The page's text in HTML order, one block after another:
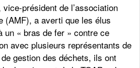
président de l’association
(AMF), a averti que les élus
un « bras de fer » contre ce
avec plusieurs représentants de
gestion des déchets, ils ont